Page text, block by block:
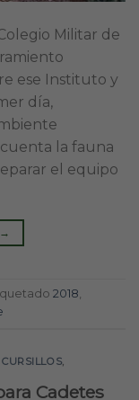
Militar de
ese Instituto y
día,
la fauna
el equipo
→
2018,
,CURSILLOS
Cadetes